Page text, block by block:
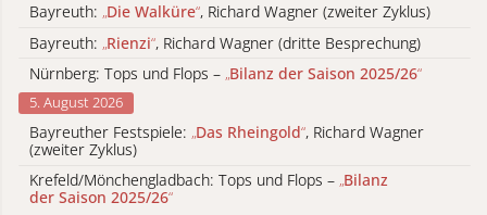
Bayreuth: „Die Walküre“, Richard Wagner (zweiter Zyklus)
Bayreuth: „Rienzi“, Richard Wagner (dritte Besprechung)
Nürnberg: Tops und Flops – „Bilanz der Saison 2025/26“
5. August 2026
Bayreuther Festspiele: „Das Rheingold“, Richard Wagner
(zweiter Zyklus)
Krefeld/Mönchengladbach: Tops und Flops – „Bilanz
der Saison 2025/26“